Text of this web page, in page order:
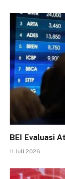
BEI Evaluasi
11 Juli 2026